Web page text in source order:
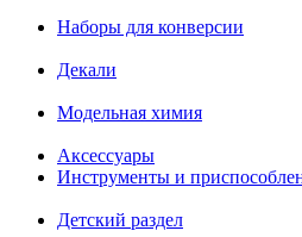
Наборы для конверсии
Декали
Модельная химия
Аксессуары
Инструменты и
Детский раздел